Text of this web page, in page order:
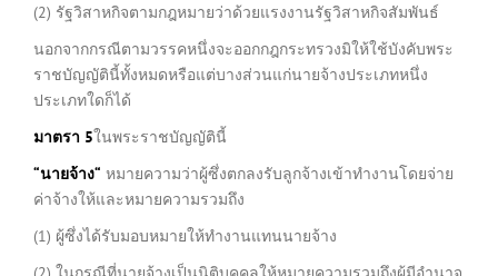
(2) รัฐวิสาหกิจตามกฎหมายว่าด้วยแรงงานรัฐวิสาหกิจสัมพันธ์
นอกจากกรณีตามวรรคหนึ่งจะออกกฎกระทรวงมิให้ใช้บังคับพระ
ราชบัญญัตินี้ทั้งหมดหรือแต่บางส่วนแก่นายจ้างประเภทหนึ่ง
ประเภทใดก็ได้
มาตรา 5ในพระราชบัญญัตินี้
“นายจ้าง“ หมายความว่าผู้ซึ่งตกลงรับลูกจ้างเข้าทำงานโดยจ่าย
ค่าจ้างให้และหมายความรวมถึง
(1) ผู้ซึ่งได้รับมอบหมายให้ทำงานแทนนายจ้าง